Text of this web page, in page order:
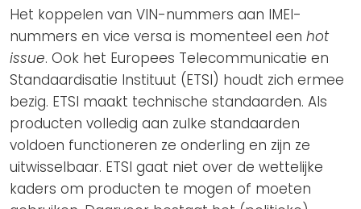
Het koppelen van VIN-nummers aan IMEI-
nummers en vice versa is momenteel een hot
issue. Ook het Europees Telecommunicatie en
Standaardisatie Instituut (ETSI) houdt zich ermee
bezig. ETSI maakt technische standaarden. Als
producten volledig aan zulke standaarden
voldoen functioneren ze onderling en zijn ze
uitwisselbaar. ETSI gaat niet over de wettelijke
kaders om producten te mogen of moeten